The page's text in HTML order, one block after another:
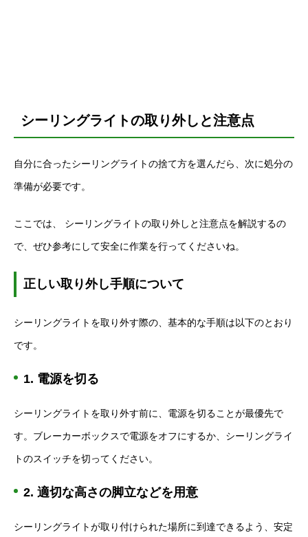
シーリングライトの取り外しと注意点
自分に合ったシーリングライトの捨て方を選んだら、次に処分の
準備が必要です。
ここでは、 シーリングライトの取り外しと注意点を解説するの
で、ぜひ参考にして安全に作業を行ってくださいね。
正しい取り外し手順について
シーリングライトを取り外す際の、基本的な手順は以下のとおり
です。
1. 電源を切る
シーリングライトを取り外す前に、電源を切ることが最優先で
す。ブレーカーボックスで電源をオフにするか、シーリングライ
トのスイッチを切ってください。
2. 適切な高さの脚立などを用意
シーリングライトが取り付けられた場所に到達できるよう、安定